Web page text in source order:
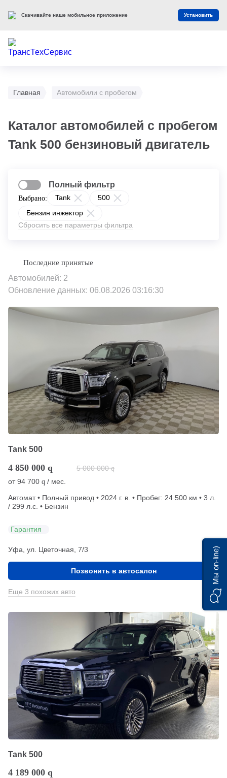
Главная Автомобили с пробегом
Каталог автомобилей с пробегом
Tank 500 бензиновый двигатель
Выбрано: Tank
500
Бензин инжектор
Сбросить все параметры фильтра
Полный фильтр
Автомобилей: 2
Обновление данных: 06.08.2026 03:16:30
Tank 500
4 850 000 q 5 000 000 q
от94 700 q / мес.
Автомат • Полный привод • 2024 г. в. • Пробег: 24 500 км • 3 л.
/ 299 л.с. • Бензин
Гарантия
Уфа, ул. Цветочная, 7/3
Позвонить в автосалон
Еще 3 похожих авто
Tank 500
4 189 000 q
Скачивайте наше мобильное приложение Установить
Мы on-line)